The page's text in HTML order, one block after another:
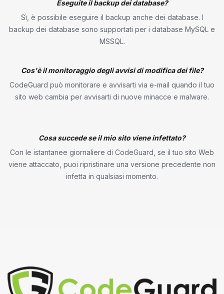
Eseguite il backup dei database?
Sì, è possibile eseguire il backup anche dei database. I
backup dei database sono supportati per i database MySQL e
MSSQL.
Cos'è il monitoraggio degli avvisi di modifica dei file?
CodeGuard può monitorare e avvisarti via e-mail quando il tuo
sito web cambia per avvisarti di nuove minacce e malware.
Cosa succede se il mio sito viene infettato?
Con le istantanee giornaliere di CodeGuard, se il tuo sito Web
viene attaccato, puoi ripristinare una versione precedente non
infetta in qualsiasi momento.